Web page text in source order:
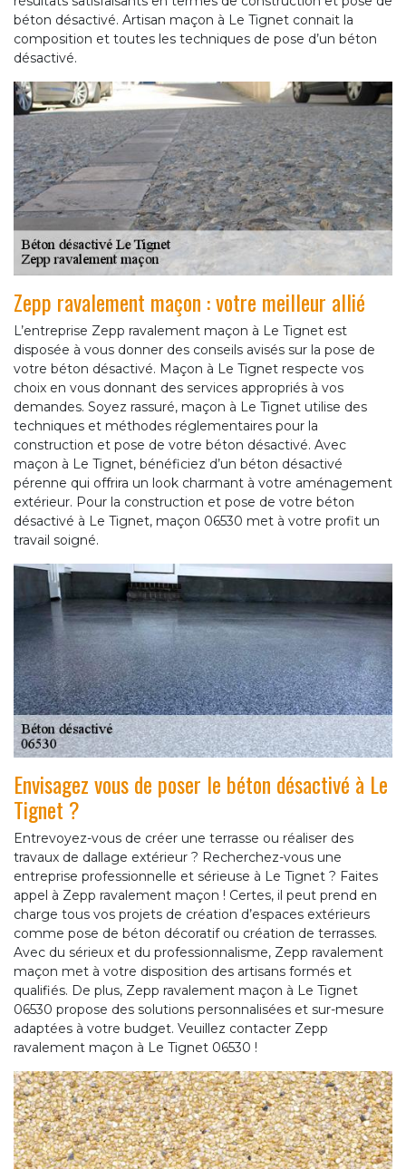
béton désactivé. Artisan maçon à Le Tignet connait la
composition et toutes les techniques de pose d’un béton
désactivé.
Zepp ravalement maçon : votre meilleur allié
L’entreprise Zepp ravalement maçon à Le Tignet est
disposée à vous donner des conseils avisés sur la pose de
votre béton désactivé. Maçon à Le Tignet respecte vos
choix en vous donnant des services appropriés à vos
demandes. Soyez rassuré, maçon à Le Tignet utilise des
techniques et méthodes réglementaires pour la
construction et pose de votre béton désactivé. Avec
maçon à Le Tignet, bénéficiez d’un béton désactivé
pérenne qui offrira un look charmant à votre aménagement
extérieur. Pour la construction et pose de votre béton
désactivé à Le Tignet, maçon 06530 met à votre profit un
travail soigné.
Envisagez vous de poser le béton désactivé à Le
Tignet ?
Entrevoyez-vous de créer une terrasse ou réaliser des
travaux de dallage extérieur ? Recherchez-vous une
entreprise professionnelle et sérieuse à Le Tignet ? Faites
appel à Zepp ravalement maçon ! Certes, il peut prend en
charge tous vos projets de création d’espaces extérieurs
comme pose de béton décoratif ou création de terrasses.
Avec du sérieux et du professionnalisme, Zepp ravalement
maçon met à votre disposition des artisans formés et
qualifiés. De plus, Zepp ravalement maçon à Le Tignet
06530 propose des solutions personnalisées et sur-mesure
adaptées à votre budget. Veuillez contacter Zepp
ravalement maçon à Le Tignet 06530 !